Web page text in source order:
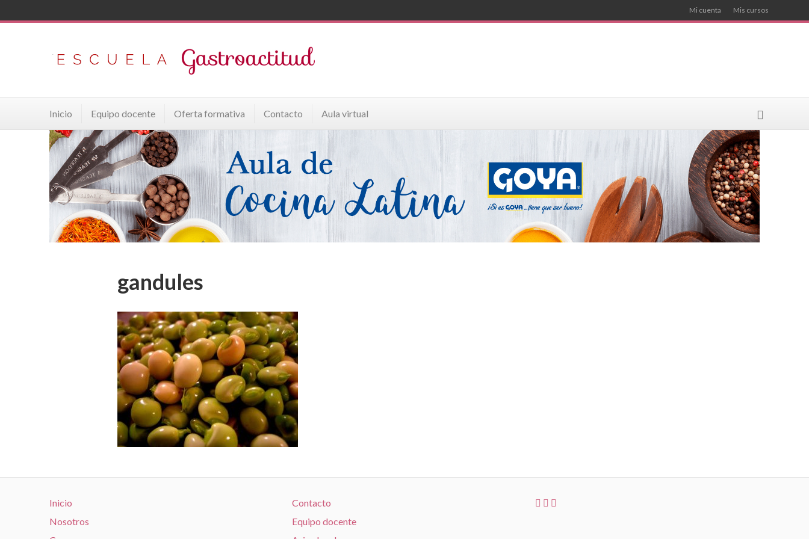
Mi cuenta Mis cursos
Inicio Equipo docente Oferta formativa Contacto Aula virtual
gandules
Inicio
Nosotros
Contacto
Equipo docente